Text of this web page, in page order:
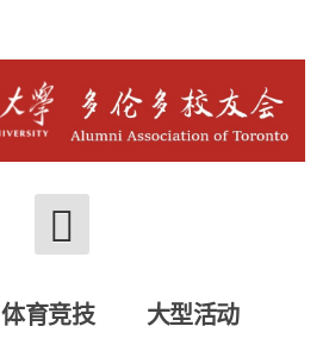
大多伦
会
Unversity Alumni Association of
Toronto
体育竞技
大型活动